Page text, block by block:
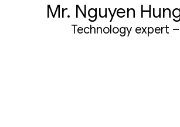
Mr. Nguyen
Technology expert